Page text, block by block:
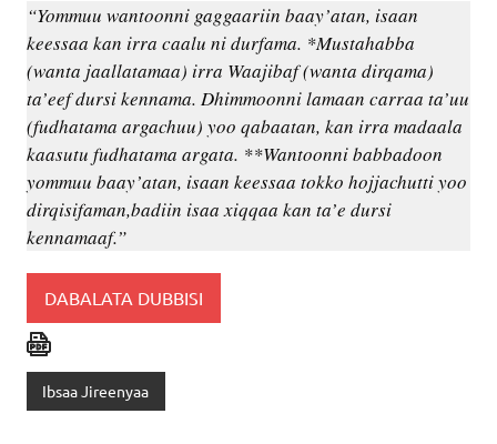
“Yommuu wantoonni gaggaariin baay’atan, isaan
keessaa kan irra caalu ni durfama. *Mustahabba
(wanta jaallatamaa) irra Waajibaf (wanta dirqama)
ta’eef dursi kennama. Dhimmoonni lamaan carraa ta’uu
(fudhatama argachuu) yoo qabaatan, kan irra madaala
kaasutu fudhatama argata. **Wantoonni babbadoon
yommuu baay’atan, isaan keessaa tokko hojjachutti yoo
dirqisifaman,badiin isaa xiqqaa kan ta’e dursi
kennamaaf.”
DABALATA DUBBISI
Ibsaa Jireenyaa